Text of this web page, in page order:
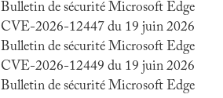
Bulletin de sécurité Microsoft Edge
CVE-2026-12447 du 19 juin 2026
Bulletin de sécurité Microsoft Edge
CVE-2026-12449 du 19 juin 2026
Bulletin de sécurité Microsoft Edge